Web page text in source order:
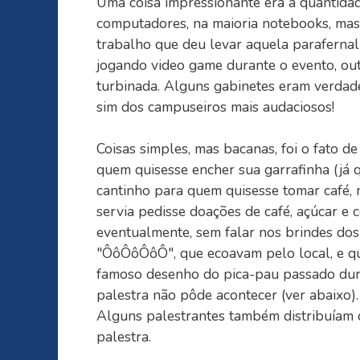
computadores, na maioria notebooks,
trabalho que deu levar aquela
jogando video game durante o evento,
turbinada. Alguns gabinetes eram
sim dos campuseiros mais audaciosos!
Coisas simples, mas bacanas, foi o fato
quem quisesse encher sua garrafinha (já
cantinho para quem quisesse tomar
servia pedisse doações de café, açúcar
eventualmente, sem falar nos brindes
"ÔôÔôÔôÔ", que ecoavam pelo local, e
famoso desenho do pica-pau passado
palestra não pôde acontecer (ver
Alguns palestrantes também distribuíam
palestra.